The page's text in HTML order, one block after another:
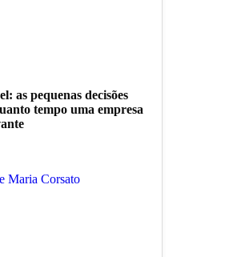
as pequenas decisões
tempo uma empresa